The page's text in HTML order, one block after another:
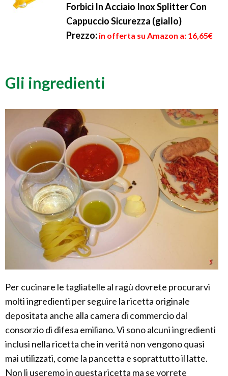
Forbici In Acciaio Inox Splitter Con
Cappuccio Sicurezza (giallo)
Prezzo: in offerta su Amazon a: 16,65€
Gli ingredienti
Per cucinare le tagliatelle al ragù dovrete procurarvi
molti ingredienti per seguire la ricetta originale
depositata anche alla camera di commercio dal
consorzio di difesa emiliano. Vi sono alcuni ingredienti
inclusi nella ricetta che in verità non vengono quasi
mai utilizzati, come la pancetta e soprattutto il latte.
Non li useremo in questa ricetta ma se vorrete